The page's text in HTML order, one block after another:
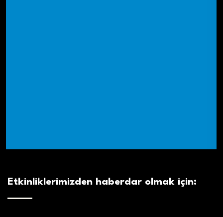
Etkinliklerimizden haberdar olmak için: